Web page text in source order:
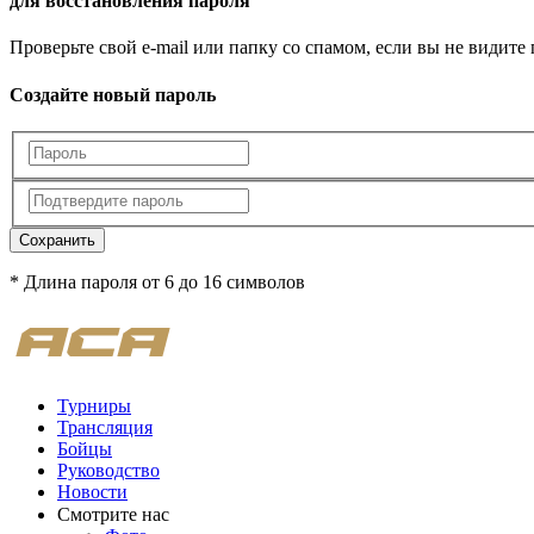
Проверьте свой e-mail или папку со спамом, если вы не видите
Создайте новый пароль
Сохранить
* Длина пароля от 6 до 16 символов
Турниры
Трансляция
Бойцы
Руководство
Новости
Смотрите нас